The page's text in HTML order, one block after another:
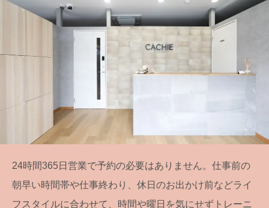
24時間365日営業で予約の必要はありません。仕事前の
朝早い時間帯や仕事終わり、休日のお出かけ前などライ
フスタイルに合わせて、時間や曜日を気にせずトレーニ